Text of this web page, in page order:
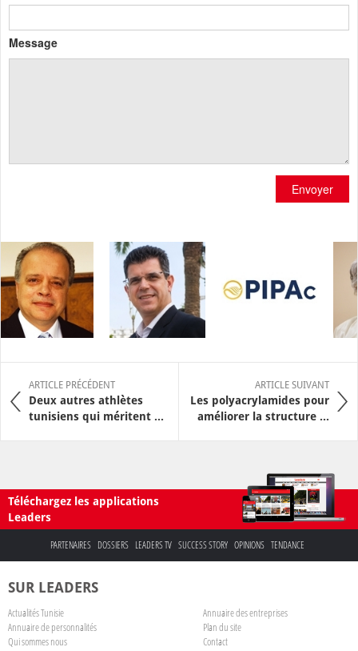
Message
Envoyer
ARTICLE PRÉCÉDENT
Deux autres athlètes
tunisiens qui méritent ...
ARTICLE SUIVANT
Les polyacrylamides pour
améliorer la structure ...
Téléchargez les applications
Leaders
PARTENAIRES DOSSIERS LEADERS TV SUCCESS STORY OPINIONS TENDANCE
SUR LEADERS
Actualités Tunisie
Annuaire des entreprises
Annuaire de personnalités
Plan du site
Qui sommes nous
Contact